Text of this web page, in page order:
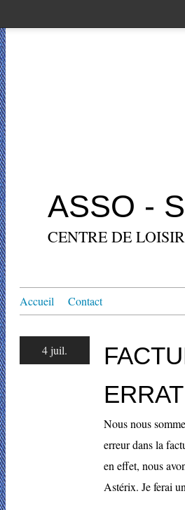
ASSO -
CENTRE DE
Accueil Contact
4 juil.
Nous nous
erreur dans la
en effet, nous
Astérix. Je ferai